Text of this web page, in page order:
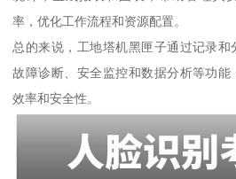
率，优化工作流程和资源配置。
总的来说，工地塔机黑匣子通过记录
故障诊断、安全监控和数据分析等功
效率和安全性。